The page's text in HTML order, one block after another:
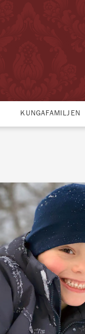
KUNGAFAMILJEN